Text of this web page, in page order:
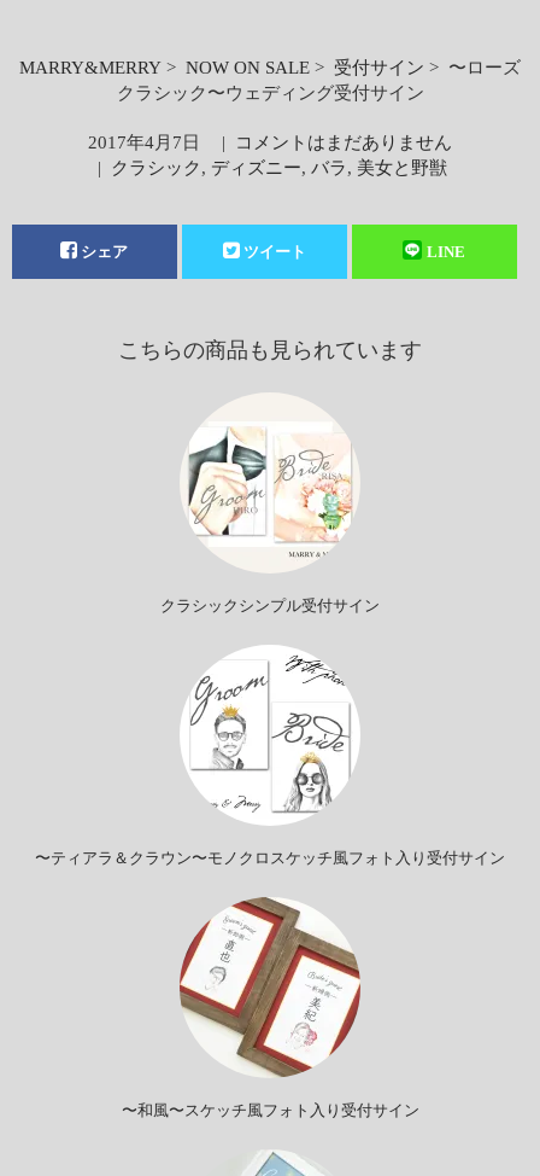
MARRY&MERRY > NOW ON SALE > 受付サイン > 〜ローズ
クラシック〜ウェディング受付サイン
2017年4月7日 |
コメントはまだありません
|
クラシック, ディズニー, バラ, 美女と野獣
シェア ツイート LINE
こちらの商品も見られています
クラシックシンプル受付サイン
〜ティアラ＆クラウン〜モノクロスケッチ風フォト入り受付サイン
〜和風〜スケッチ風フォト入り受付サイン